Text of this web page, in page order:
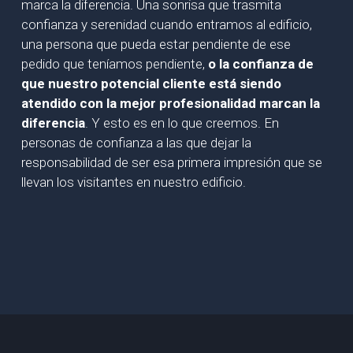
marca la diferencia. Una sonrisa que trasmita
confianza y serenidad cuando entramos al edificio,
una persona que pueda estar pendiente de ese
pedido que teníamos pendiente, o la confianza de
que nuestro potencial cliente está siendo
atendido con la mejor profesionalidad marcan la
diferencia. Y esto es en lo que creemos. En
personas de confianza a las que dejar la
responsabilidad de ser esa primera impresión que se
llevan los visitantes en nuestro edificio.